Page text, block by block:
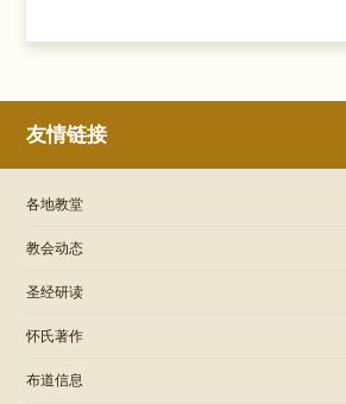
友情链接
各地教堂
教会动态
圣经研读
怀氏著作
布道信息